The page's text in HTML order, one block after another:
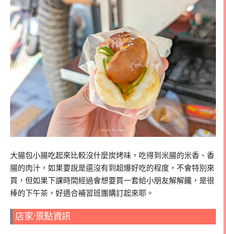
大腸包小腸吃起來比較沒什麼炭烤味，吃得到米腸的米香、香
腸的肉汁，如果要說是還沒有到超爆好吃的程度，不會特別來
買，但如果下課時間經過會想要買一套給小朋友解解饞，是很
棒的下午茶，好適合補習班團購訂起來耶。
店家/景點資訊